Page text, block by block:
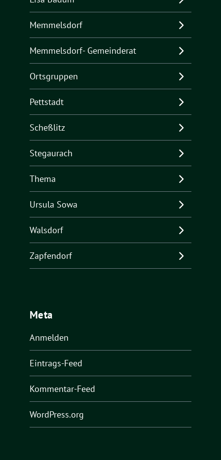
Memmelsdorf
Memmelsdorf- Gemeinderat
Ortsgruppen
Pettstadt
Scheßlitz
Stegaurach
Thema
Ursula Sowa
Walsdorf
Zapfendorf
Meta
Anmelden
Eintrags-Feed
Kommentar-Feed
WordPress.org